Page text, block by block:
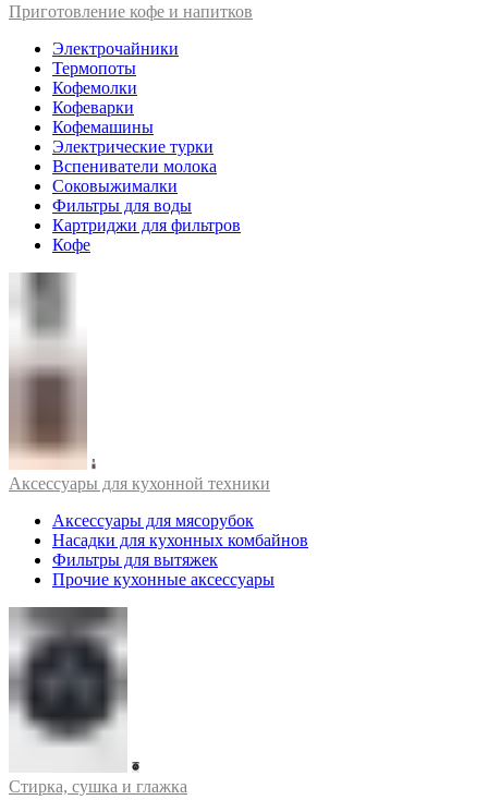
Приготовление кофе и напитков
Электрочайники
Термопоты
Кофемолки
Кофеварки
Кофемашины
Электрические турки
Вспениватели молока
Соковыжималки
Фильтры для воды
Картриджи для фильтров
Кофе
Аксессуары для кухонной техники
Аксессуары для мясорубок
Насадки для кухонных комбайнов
Фильтры для вытяжек
Прочие кухонные аксессуары
Стирка, сушка и глажка